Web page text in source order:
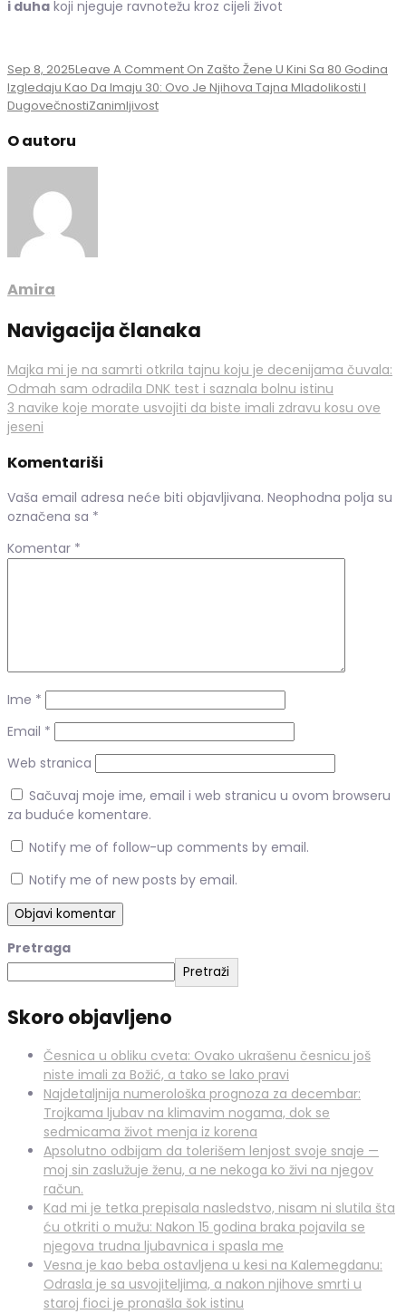
i duha koji njeguje ravnotežu kroz cijeli život
Sep 8, 2025Leave A Comment On Zašto Žene U Kini Sa 80 Godina
Izgledaju Kao Da Imaju 30: Ovo Je Njihova Tajna Mladolikosti I
DugovečnostiZanimljivost
O autoru
Amira
Navigacija članaka
Majka mi je na samrti otkrila tajnu koju je decenijama čuvala:
Odmah sam odradila DNK test i saznala bolnu istinu
3 navike koje morate usvojiti da biste imali zdravu kosu ove
jeseni
Komentariši
Vaša email adresa neće biti objavljivana. Neophodna polja su
označena sa *
Komentar *
Ime *
Email *
Web stranica
Sačuvaj moje ime, email i web stranicu u ovom browseru
za buduće komentare.
Notify me of follow-up comments by email.
Notify me of new posts by email.
Pretraga
Pretraži
Skoro objavljeno
Česnica u obliku cveta: Ovako ukrašenu česnicu još
niste imali za Božić, a tako se lako pravi
Najdetaljnija numerološka prognoza za decembar:
Trojkama ljubav na klimavim nogama, dok se
sedmicama život menja iz korena
Apsolutno odbijam da tolerišem lenjost svoje snaje —
moj sin zaslužuje ženu, a ne nekoga ko živi na njegov
račun.
Kad mi je tetka prepisala nasledstvo, nisam ni slutila šta
ću otkriti o mužu: Nakon 15 godina braka pojavila se
njegova trudna ljubavnica i spasla me
Vesna je kao beba ostavljena u kesi na Kalemegdanu:
Odrasla je sa usvojiteljima, a nakon njihove smrti u
staroj fioci je pronašla šok istinu